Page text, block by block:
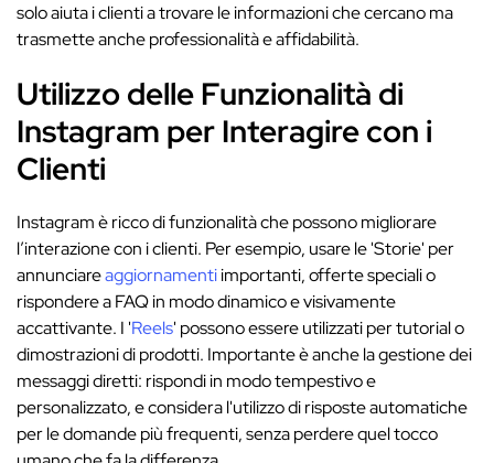
solo aiuta i clienti a trovare le informazioni che cercano ma
trasmette anche professionalità e affidabilità.
Utilizzo delle Funzionalità di
Instagram per Interagire con i
Clienti
Instagram è ricco di funzionalità che possono migliorare
l’interazione con i clienti. Per esempio, usare le 'Storie' per
annunciareaggiornamentiimportanti, offerte speciali o
rispondere a FAQ in modo dinamico e visivamente
accattivante. I 'Reels' possono essere utilizzati per tutorial o
dimostrazioni di prodotti. Importante è anche la gestione dei
messaggi diretti: rispondi in modo tempestivo e
personalizzato, e considera l'utilizzo di risposte automatiche
per le domande più frequenti, senza perdere quel tocco